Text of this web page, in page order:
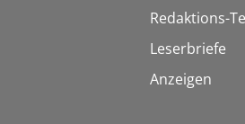
Redaktions-
Leserbriefe
Anzeigen